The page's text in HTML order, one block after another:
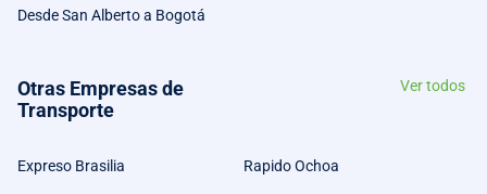
Desde San Alberto a Bogotá
Otras Empresas de
Transporte
Ver todos
Expreso Brasilia Rapido Ochoa